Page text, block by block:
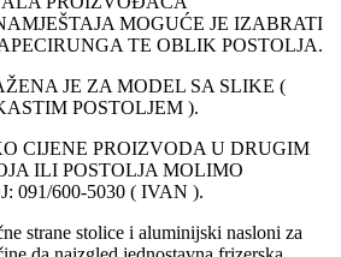
MOGUĆE JE IZABRATI
TE OBLIK POSTOLJA.
JE ZA MODEL SA SLIKE (
POSTOLJEM ).
CIJENE PROIZVODA U DRUGIM
ILI POSTOLJA MOLIMO
091/600-5030 ( IVAN ).
strane stolice i aluminijski nasloni za